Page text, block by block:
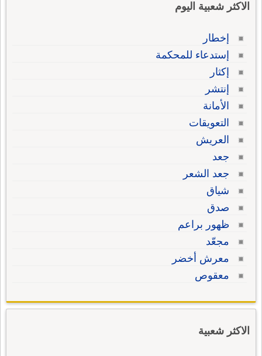
الاكثر شعبية اليوم
إخطار
إستدعاء للمحكمة
إكثار
إنتشر
الأمانة
التعويقات
العريش
جعد
جعد الشعر
شياق
صدق
ظهور براعم
مجعّد
معرش أخضر
معقوص
الاكثر شعبية